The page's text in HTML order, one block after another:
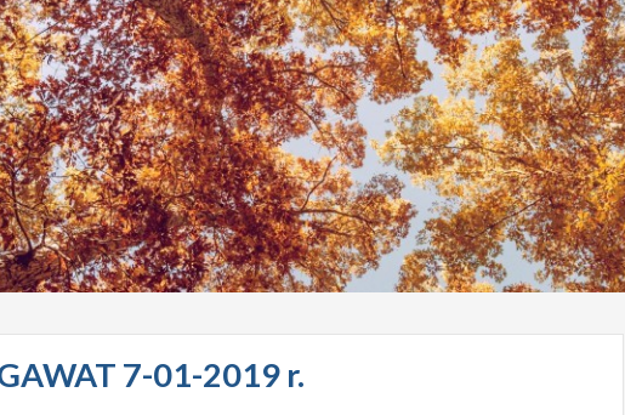
7-01-2019 r.